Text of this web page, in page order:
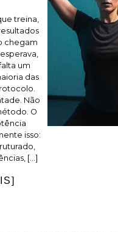
treina,
chegam
um
das
Não
O
isso:
[…]